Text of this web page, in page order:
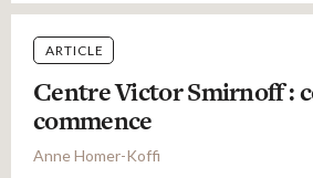
ARTICLE
Centre Victor Smirnoff :
commence
Anne Homer-Koffi